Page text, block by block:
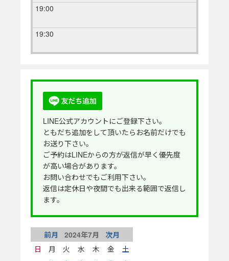
19:00
19:30
LINE公式アカウントにご登録下さい。
ともだち追加をして頂いたらお名前だけでも
お送り下さい。
ご予約はLINEからの方が返信が早く優先度
が高い場合があります。
お問い合わせでもご利用下さい。
返信は定休日や夜間でも出来る範囲で返信し
ます。
前月 2024年7月
次月
日
月 火 水 木 金
土